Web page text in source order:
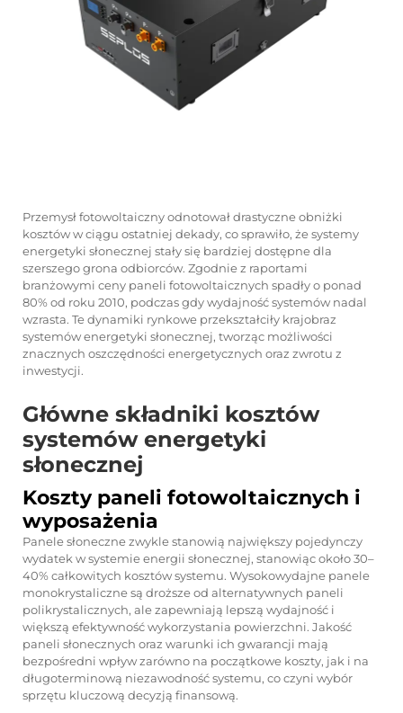
Przemysł fotowoltaiczny odnotował drastyczne obniżki
kosztów w ciągu ostatniej dekady, co sprawiło, że systemy
energetyki słonecznej stały się bardziej dostępne dla
szerszego grona odbiorców. Zgodnie z raportami
branżowymi ceny paneli fotowoltaicznych spadły o ponad
80% od roku 2010, podczas gdy wydajność systemów nadal
wzrasta. Te dynamiki rynkowe przekształciły krajobraz
systemów energetyki słonecznej, tworząc możliwości
znacznych oszczędności energetycznych oraz zwrotu z
inwestycji.
Główne składniki kosztów
systemów energetyki
słonecznej
Koszty paneli fotowoltaicznych i
wyposażenia
Panele słoneczne zwykle stanowią największy pojedynczy
wydatek w systemie energii słonecznej, stanowiąc około 30–
40% całkowitych kosztów systemu. Wysokowydajne panele
monokrystaliczne są droższe od alternatywnych paneli
polikrystalicznych, ale zapewniają lepszą wydajność i
większą efektywność wykorzystania powierzchni. Jakość
paneli słonecznych oraz warunki ich gwarancji mają
bezpośredni wpływ zarówno na początkowe koszty, jak i na
długoterminową niezawodność systemu, co czyni wybór
sprzętu kluczową decyzją finansową.